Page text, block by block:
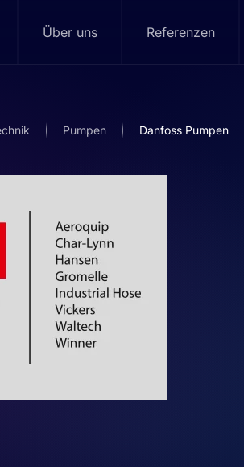
Über uns Referenzen
Pumpen Danfoss Pumpen